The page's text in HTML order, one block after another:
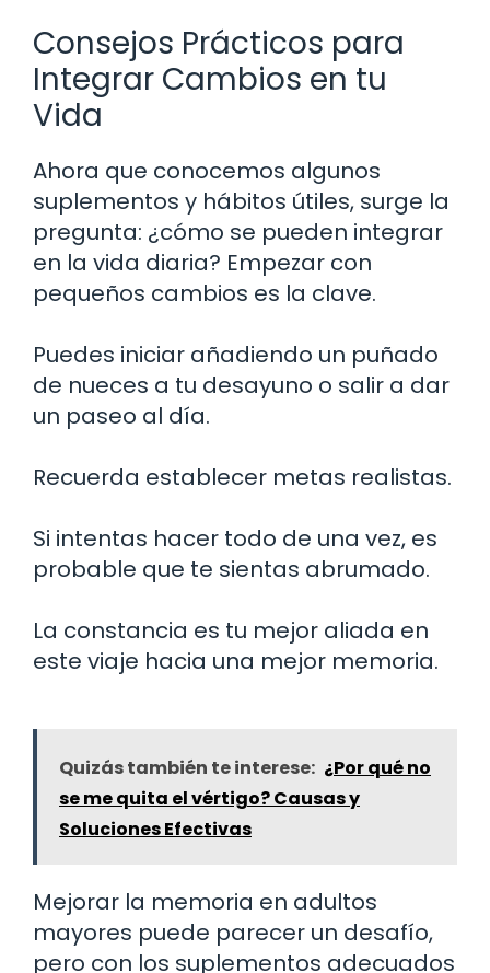
Consejos Prácticos para
Integrar Cambios en tu
Vida
Ahora que conocemos algunos
suplementos y hábitos útiles, surge la
pregunta: ¿cómo se pueden integrar
en la vida diaria? Empezar con
pequeños cambios es la clave.
Puedes iniciar añadiendo un puñado
de nueces a tu desayuno o salir a dar
un paseo al día.
Recuerda establecer metas realistas.
Si intentas hacer todo de una vez, es
probable que te sientas abrumado.
La constancia es tu mejor aliada en
este viaje hacia una mejor memoria.
Quizás también te interese: ¿Por qué no
se me quita el vértigo? Causas y
Soluciones Efectivas
Mejorar la memoria en adultos
mayores puede parecer un desafío,
pero con los suplementos adecuados